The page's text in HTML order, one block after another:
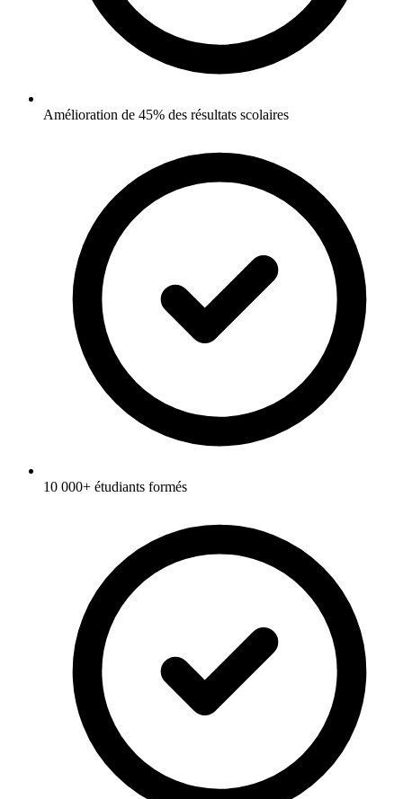
Amélioration de 45% des résultats scolaires
10 000+ étudiants formés